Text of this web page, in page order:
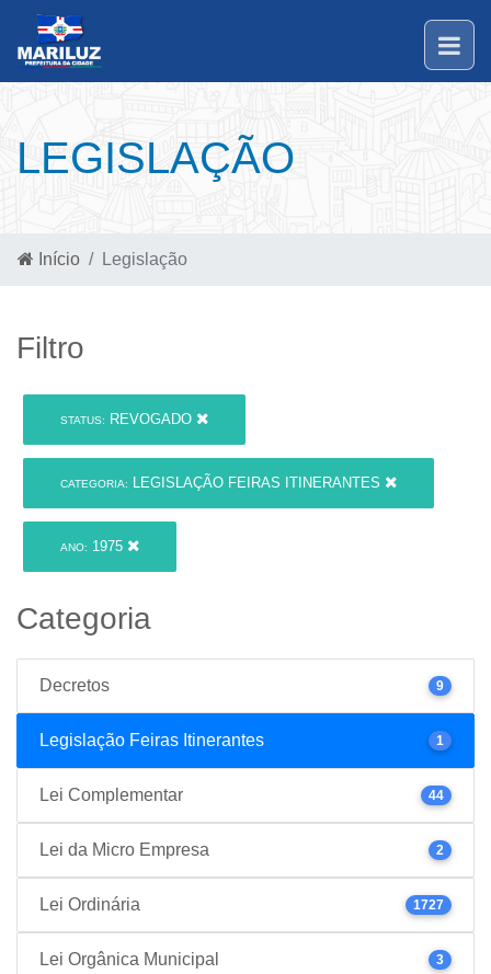
LEGISLAÇÃO
Início Legislação
Filtro
STATUS: REVOGADO
CATEGORIA: LEGISLAÇÃO FEIRAS ITINERANTES
ANO: 1975
Categoria
Decretos 9
Legislação Feiras Itinerantes 1
Lei Complementar 44
Lei da Micro Empresa 2
Lei Ordinária 1727
Lei Orgânica Municipal 3